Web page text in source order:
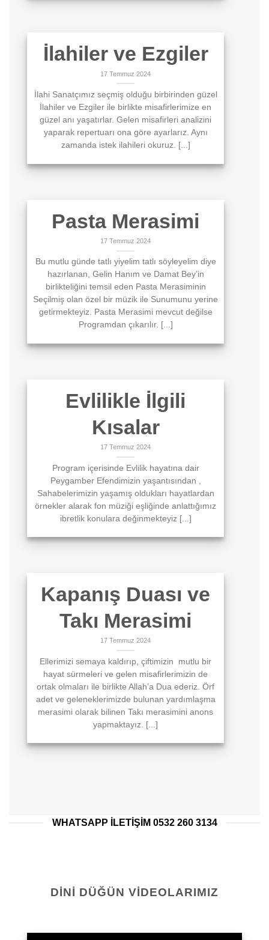
İlahiler ve Ezgiler
17 Temmuz 2024
İlahi Sanatçımız seçmiş olduğu birbirinden güzel
İlahiler ve Ezgiler ile birlikte misafirlerimize en
güzel anı yaşatırlar. Gelen misafirleri analizini
yaparak repertuarı ona göre ayarlarız. Aynı
zamanda istek ilahileri okuruz. [...]
Pasta Merasimi
17 Temmuz 2024
Bu mutlu günde tatlı yiyelim tatlı söyleyelim diye
hazırlanan, Gelin Hanım ve Damat Bey’in
birlikteliğini temsil eden Pasta Merasiminin
Seçilmiş olan özel bir müzik ile Sunumunu yerine
getirmekteyiz. Pasta Merasimi mevcut değilse
Programdan çıkarılır. [...]
Evlilikle İlgili
Kısalar
17 Temmuz 2024
Program içerisinde Evlilik hayatına dair
Peygamber Efendimizin yaşantısından ,
Sahabelerimizin yaşamış oldukları hayatlardan
örnekler alarak fon müziği eşliğinde anlattığımız
ibretlik konulara değinmekteyiz [...]
Kapanış Duası ve
Takı Merasimi
17 Temmuz 2024
Ellerimizi semaya kaldırıp, çiftimizin mutlu bir
hayat sürmeleri ve gelen misafirlerimizin de
ortak olmaları ile birlikte Allah’a Dua ederiz. Örf
adet ve geleneklerimizde bulunan yardımlaşma
merasimi olarak bilinen Takı merasimini anons
yapmaktayız. [...]
WHATSAPP ILETIŞIM 0532 260 3134
DINI DÜĞÜN VIDEOLARIMIZ